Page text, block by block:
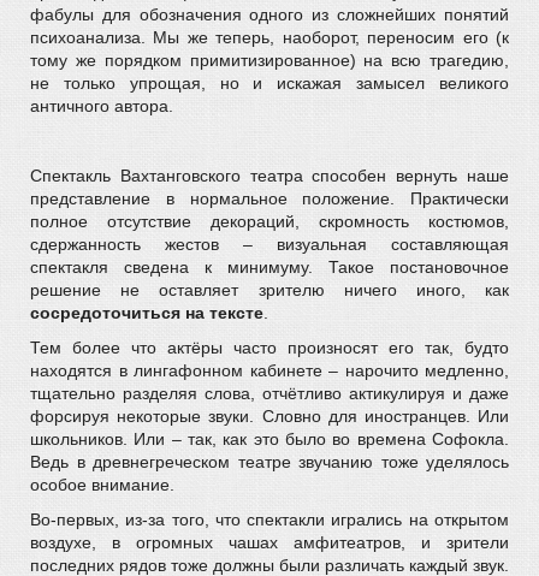
фабулы для обозначения одного из сложнейших понятий
психоанализа. Мы же теперь, наоборот, переносим его (к
тому же порядком примитизированное) на всю трагедию,
не только упрощая, но и искажая замысел великого
античного автора.
Спектакль Вахтанговского театра способен вернуть наше
представление в нормальное положение. Практически
полное отсутствие декораций, скромность костюмов,
сдержанность жестов – визуальная составляющая
спектакля сведена к минимуму. Такое постановочное
решение не оставляет зрителю ничего иного, как
сосредоточиться на тексте
Тем более что актёры часто произносят его так, будто
находятся в лингафонном кабинете – нарочито медленно,
тщательно разделяя слова, отчётливо актикулируя и даже
форсируя некоторые звуки. Словно для иностранцев. Или
школьников. Или – так, как это было во времена Софокла.
Ведь в древнегреческом театре звучанию тоже уделялось
особое внимание.
Во-первых, из-за того, что спектакли игрались на открытом
воздухе, в огромных чашах амфитеатров, и зрители
последних рядов тоже должны были различать каждый звук.